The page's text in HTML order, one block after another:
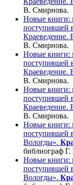
В. Смирнова.
Новые книги:
поступившей
Краеведение.
В. Смирнова.
Новые книги:
поступившей
Краеведение.
В. Смирнова.
Новые книги:
поступившей
Краеведение.
В. Смирнова.
Новые книги:
Вологды».
библиограф
Новые книги:
Вологды».